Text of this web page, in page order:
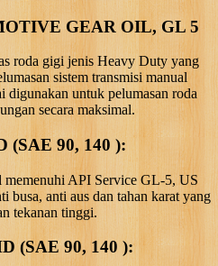
GEAR OIL, GL 5
roda gigi jenis Heavy Duty yang
sistem transmisi manual
digunakan untuk pelumasan roda
secara maksimal.
90, 140 ):
API Service GL-5, US
anti aus dan tahan karat yang
tekanan tinggi.
(SAE 90, 140 ):